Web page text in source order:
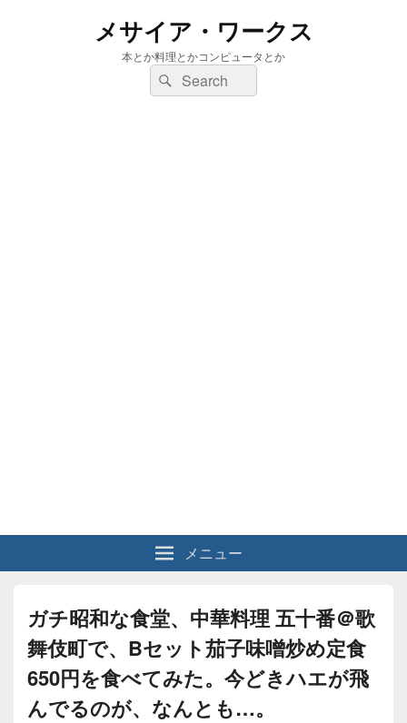
メサイア・ワークス
本とか料理とかコンピュータとか
検
索:
検
索
メニュー
ガチ昭和な食堂、中華料理 五十番＠歌
舞伎町で、Bセット茄子味噌炒め定食
650円を食べてみた。今どきハエが飛
んでるのが、なんとも…。